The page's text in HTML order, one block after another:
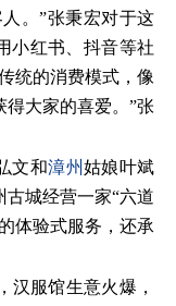
。”张秉宏对于这
小红书、抖音等社
统的消费模式，像
大家的喜爱。”张
文和漳州姑娘叶斌
古城经营一家“六道
体验式服务，还承
汉服馆生意火爆，